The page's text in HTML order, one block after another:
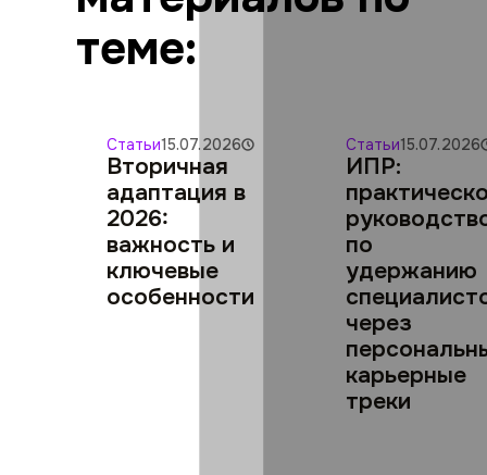
теме:
Статьи15.07.2026
Вторичная
адаптация в
2026:
важность и
ключевые
особенности
Статьи15.07.2026
ИПР:
по
удержанию
через
карьерные
треки